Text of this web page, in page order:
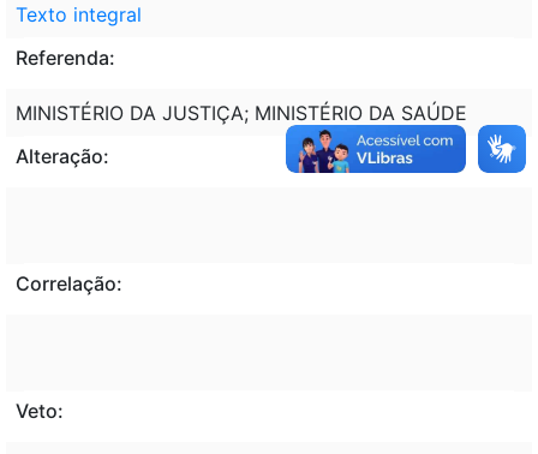
Texto integral
Referenda:
MINISTÉRIO DA JUSTIÇA; MINISTÉRIO DA SAÚDE
Alteração:
Correlação:
Veto: